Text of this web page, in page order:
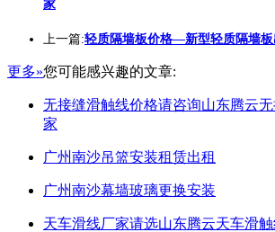
家
上一篇:轻质隔墙板价格—新型轻质隔墙
更多»您可能感兴趣的文章:
无接缝滑触线价格请咨询山东腾云
家
广州南沙吊篮安装租赁出租
广州南沙幕墙玻璃更换安装
天车滑线厂家请选山东腾云天车滑